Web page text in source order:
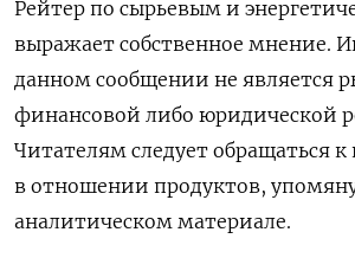
Рейтер по сырьевым и
выражает собственное мнение.
данном сообщении не является
финансовой либо юридической
Читателям следует обращаться к
в отношении продуктов,
аналитическом материале.